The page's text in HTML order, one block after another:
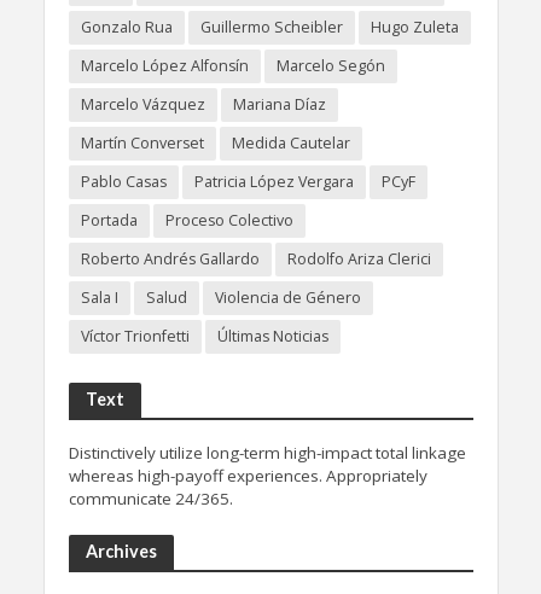
Gonzalo Rua
Guillermo Scheibler
Hugo Zuleta
Marcelo López Alfonsín
Marcelo Segón
Marcelo Vázquez
Mariana Díaz
Martín Converset
Medida Cautelar
Pablo Casas
Patricia López Vergara
PCyF
Portada
Proceso Colectivo
Roberto Andrés Gallardo
Rodolfo Ariza Clerici
Sala I
Salud
Violencia de Género
Víctor Trionfetti
Últimas Noticias
Text
Distinctively utilize long-term high-impact total linkage
whereas high-payoff experiences. Appropriately
communicate 24/365.
Archives